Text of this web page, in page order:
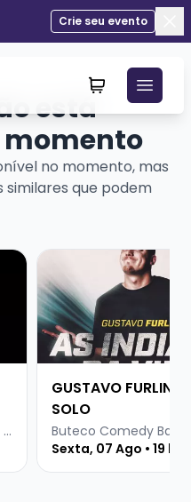
Crie seu evento
está
momento
no momento, mas
que podem
- SHOW SOLO
Buteco Comedy Bar - Novo Hamburgo
Veja mais sobre
GUSTAVO FURLIN -
SOLO
Sexta, 07 Ago • 19